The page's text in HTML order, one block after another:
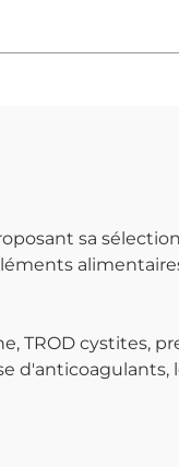
sa
TROD cystites,
d'anticoagulants,